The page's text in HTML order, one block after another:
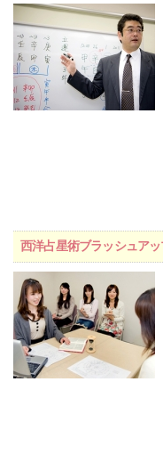
西洋占星術ブラッシュア